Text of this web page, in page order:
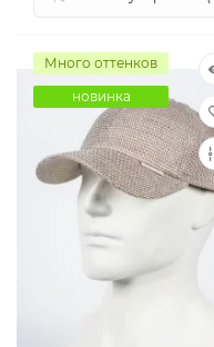
Много оттенков
новинка